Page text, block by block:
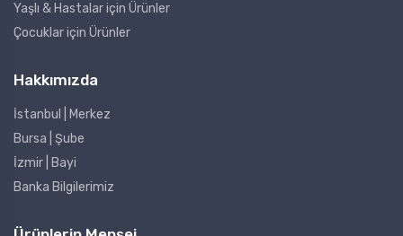
Yaşlı & Hastalar için Ürünler
Çocuklar için Ürünler
Hakkımızda
İstanbul | Merkez
Bursa | Şube
İzmir | Bayi
Banka Bilgilerimiz